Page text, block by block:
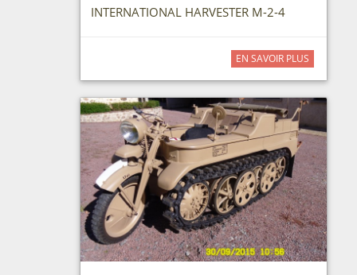
INTERNATIONAL HARVESTER M-2-4
EN SAVOIR PLUS